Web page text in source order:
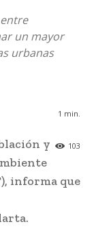
un mayor
urbanas
1 min.
103
y
informa que